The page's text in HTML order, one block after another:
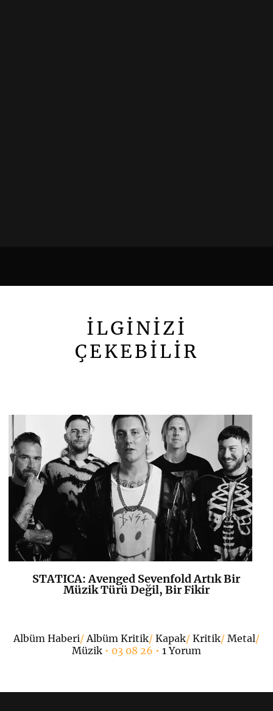
İLGİNİZİ
ÇEKEBİLİR
K+
STATICA: Avenged Sevenfold Artık Bir
Müzik Türü Değil, Bir Fikir
Albüm Haberi/Albüm Kritik/ Kapak/ Kritik/ Metal/
Müzik• 03 08 26 • 1 Yorum